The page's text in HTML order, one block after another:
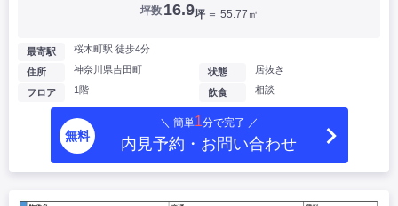
坪数 16.9坪 ＝ 55.77㎡
最寄駅 桜木町駅 徒歩4分
住所 神奈川県吉田町
フロア 1階
状態 居抜き
飲食 相談
無料
＼ 簡単1分で完了 ／
内見予約・お問い合わせ